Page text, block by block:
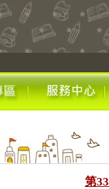
第33